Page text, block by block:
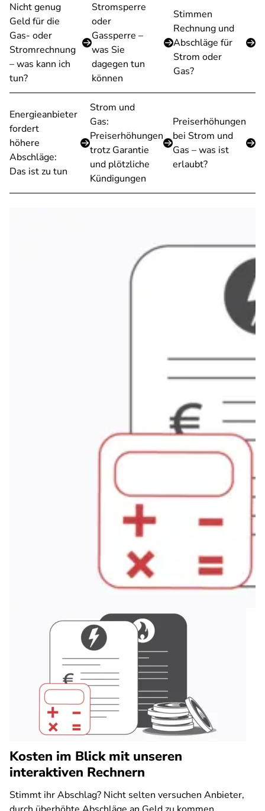
Nicht genug
Geld für die
Gas- oder
Stromrechnung
– was kann ich
tun?
Stromsperre
oder
Gassperre –
was Sie
dagegen tun
können
Stimmen
Rechnung und
Abschläge für
Strom oder
Gas?
Energieanbieter
fordert
höhere
Abschläge:
Das ist zu tun
Strom und
Gas:
Preiserhöhungen
trotz Garantie
und plötzliche
Kündigungen
Preiserhöhungen
bei Strom und
Gas – was ist
erlaubt?
Kosten im Blick mit unseren
interaktiven Rechnern
Stimmt ihr Abschlag? Nicht selten versuchen Anbieter,